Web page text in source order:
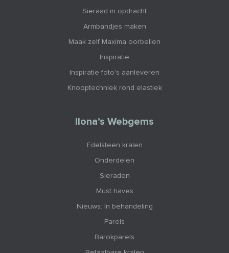
Sieraad in opdracht
Armbandjes maken
Maak zelf Maxima oorbellen
Inspiratie
Inspiratie foto's aanleveren
Knooptechniek rond elastiek
Ilona’s Webgems
Edelsteen kralen
Onderdelen
Sieraden
Must haves
Nieuws: In behandeling
Parels
Barokparels